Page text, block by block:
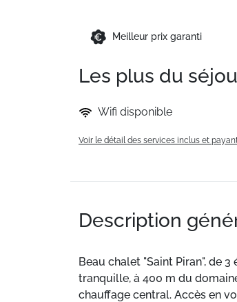
Meilleur prix garanti
Les plus du
Wifi disponible
Voir le détail des services inclus et
Description
Beau chalet "Saint Piran", de
tranquille, à 400 m du
chauffage central. Accès en